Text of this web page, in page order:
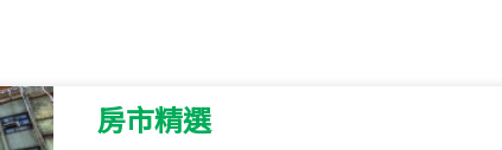
115
房市精選